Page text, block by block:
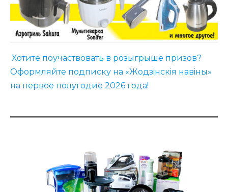
Хотите поучаствовать в розыгрыше призов?
Оформляйте подписку на «Жодзiнскiя навiны»
на первое полугодие 2026 года!